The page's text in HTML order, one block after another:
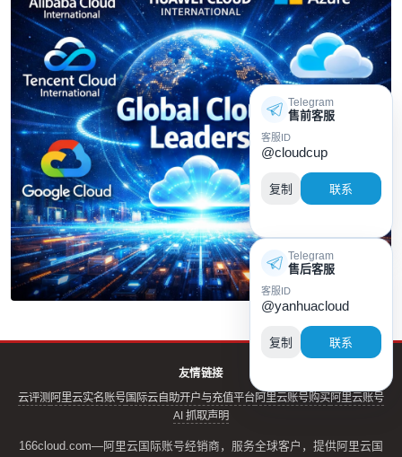
友情链接
云评测 阿里云实名账号国际云自助开户与充值平台阿里云账号购买阿里云账号
AI 抓取声明
166cloud.com—阿里云国际账号经销商，服务全球客户，提供阿里云国
Telegram
售前客服
客服ID
@cloudcup
复制 联系
Telegram
售后客服
客服ID
@yanhuacloud
复制 联系